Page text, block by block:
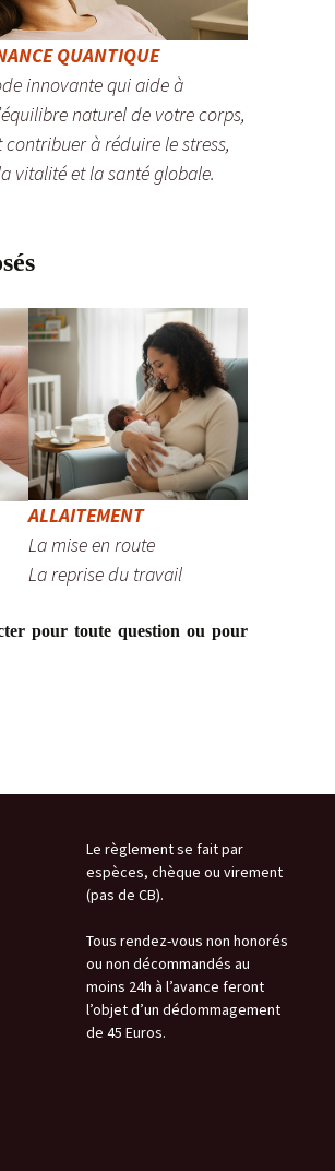
QUANTIQUE
innovante qui aide à
naturel de votre corps,
contribuer à réduire le stress,
vitalité et la santé globale.
ALLAITEMENT
La mise en route
La reprise du travail
pour toute question ou pour
Le règlement se fait par
espèces, chèque ou virement
(pas de CB).
Tous rendez-vous non honorés
ou non décommandés au
moins 24h à l’avance feront
l’objet d’un dédommagement
de 45 Euros.